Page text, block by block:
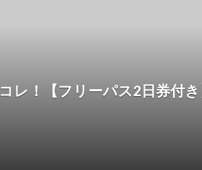
レ！【フリーパス2日券付